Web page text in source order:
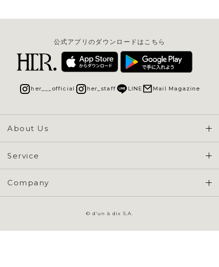
About Us
Concept & Overview
Service
会員登録 / ログイン
ご利用ガイド
お問い合わせ
Company
公式アプリのダウンロードはこちら
her___official her_staff LINE Mail Magazine
© d’un à dix S.A.